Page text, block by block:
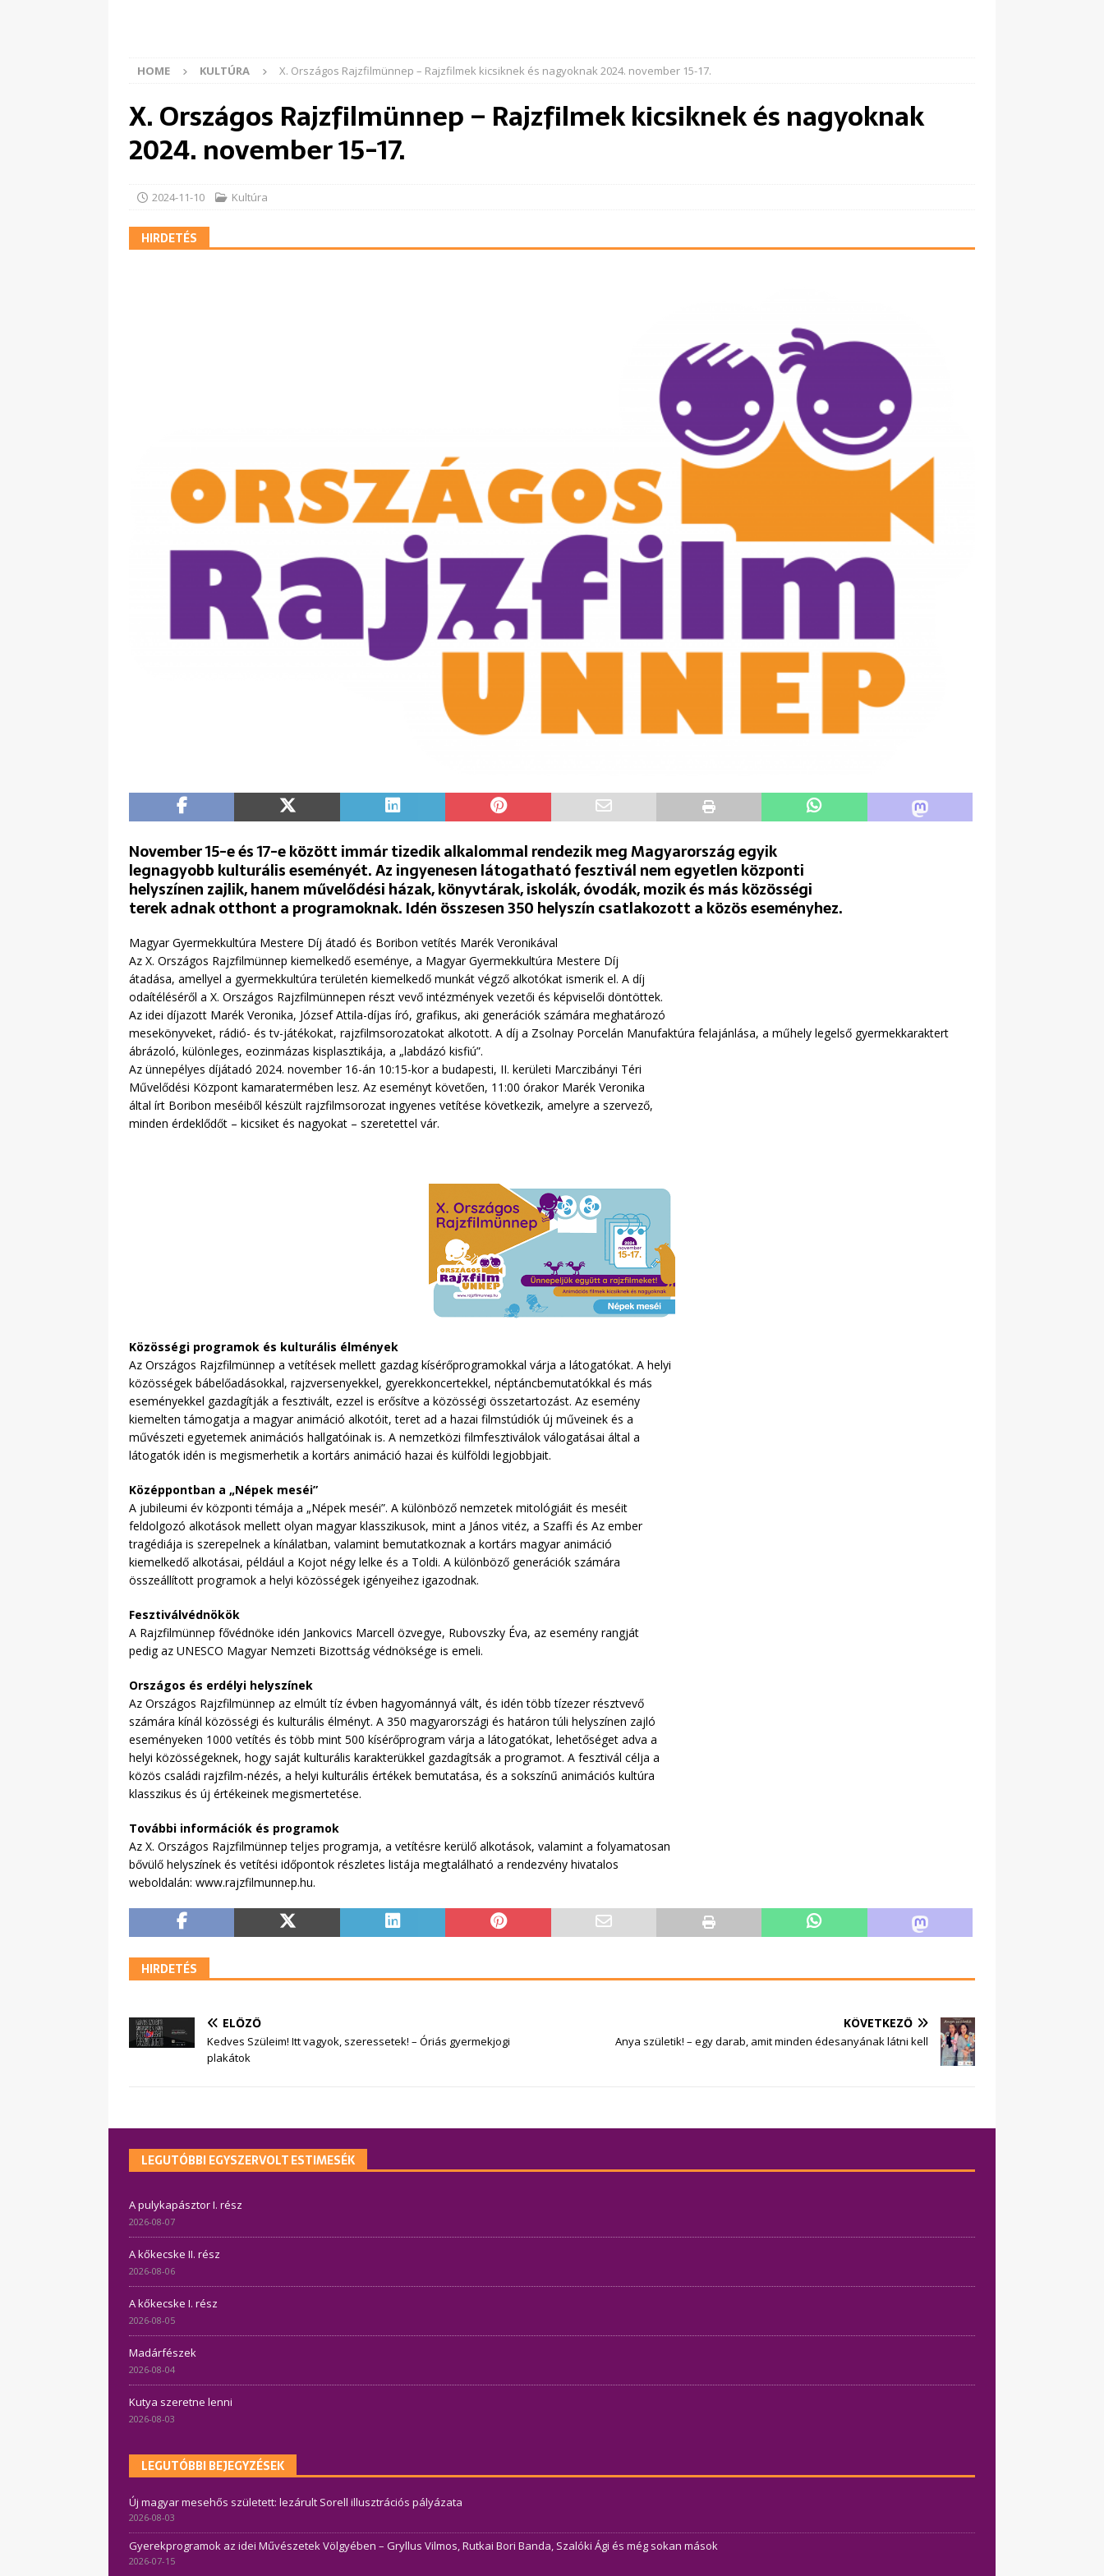
HOME KULTÚRA X. Országos Rajzfilmünnep – Rajzfilmek kicsiknek és nagyoknak 2024. november 15-17.
X. Országos Rajzfilmünnep – Rajzfilmek kicsiknek és nagyoknak
2024. november 15-17.
2024-11-10 Kultúra
HIRDETÉS
November 15-e és 17-e között immár tizedik alkalommal rendezik meg Magyarország egyik
legnagyobb kulturális eseményét. Az ingyenesen látogatható fesztivál nem egyetlen központi
helyszínen zajlik, hanem művelődési házak, könyvtárak, iskolák, óvodák, mozik és más közösségi
terek adnak otthont a programoknak. Idén összesen 350 helyszín csatlakozott a közös eseményhez.
Magyar Gyermekkultúra Mestere Díj átadó és Boribon vetítés Marék Veronikával
Az X. Országos Rajzfilmünnep kiemelkedő eseménye, a Magyar Gyermekkultúra Mestere Díj
átadása, amellyel a gyermekkultúra területén kiemelkedő munkát végző alkotókat ismerik el. A díj
odaítéléséről a X. Országos Rajzfilmünnepen részt vevő intézmények vezetői és képviselői döntöttek.
Az idei díjazott Marék Veronika, József Attila-díjas író, grafikus, aki generációk számára meghatározó
mesekönyveket, rádió- és tv-játékokat, rajzfilmsorozatokat alkotott. A díj a Zsolnay Porcelán Manufaktúra felajánlása, a műhely legelső gyermekkaraktert
ábrázoló, különleges, eozinmázas kisplasztikája, a „labdázó kisfiú”.
Az ünnepélyes díjátadó 2024. november 16-án 10:15-kor a budapesti, II. kerületi Marczibányi Téri
Művelődési Központ kamaratermében lesz. Az eseményt követően, 11:00 órakor Marék Veronika
által írt Boribon meséiből készült rajzfilmsorozat ingyenes vetítése következik, amelyre a szervező,
minden érdeklődőt – kicsiket és nagyokat – szeretettel vár.
Közösségi programok és kulturális élmények
Az Országos Rajzfilmünnep a vetítések mellett gazdag kísérőprogramokkal várja a látogatókat. A helyi
közösségek bábelőadásokkal, rajzversenyekkel, gyerekkoncertekkel, néptáncbemutatókkal és más
eseményekkel gazdagítják a fesztivált, ezzel is erősítve a közösségi összetartozást. Az esemény
kiemelten támogatja a magyar animáció alkotóit, teret ad a hazai filmstúdiók új műveinek és a
művészeti egyetemek animációs hallgatóinak is. A nemzetközi filmfesztiválok válogatásai által a
látogatók idén is megismerhetik a kortárs animáció hazai és külföldi legjobbjait.
Középpontban a „Népek meséi”
A jubileumi év központi témája a „Népek meséi”. A különböző nemzetek mitológiáit és meséit
feldolgozó alkotások mellett olyan magyar klasszikusok, mint a János vitéz, a Szaffi és Az ember
tragédiája is szerepelnek a kínálatban, valamint bemutatkoznak a kortárs magyar animáció
kiemelkedő alkotásai, például a Kojot négy lelke és a Toldi. A különböző generációk számára
összeállított programok a helyi közösségek igényeihez igazodnak.
Fesztiválvédnökök
A Rajzfilmünnep fővédnöke idén Jankovics Marcell özvegye, Rubovszky Éva, az esemény rangját
pedig az UNESCO Magyar Nemzeti Bizottság védnöksége is emeli.
Országos és erdélyi helyszínek
Az Országos Rajzfilmünnep az elmúlt tíz évben hagyománnyá vált, és idén több tízezer résztvevő
számára kínál közösségi és kulturális élményt. A 350 magyarországi és határon túli helyszínen zajló
eseményeken 1000 vetítés és több mint 500 kísérőprogram várja a látogatókat, lehetőséget adva a
helyi közösségeknek, hogy saját kulturális karakterükkel gazdagítsák a programot. A fesztivál célja a
közös családi rajzfilm-nézés, a helyi kulturális értékek bemutatása, és a sokszínű animációs kultúra
klasszikus és új értékeinek megismertetése.
További információk és programok
Az X. Országos Rajzfilmünnep teljes programja, a vetítésre kerülő alkotások, valamint a folyamatosan
bővülő helyszínek és vetítési időpontok részletes listája megtalálható a rendezvény hivatalos
weboldalán: www.rajzfilmunnep.hu.
HIRDETÉS
ELŐZŐ
Kedves Szüleim! Itt vagyok, szeressetek! – Óriás gyermekjogi
plakátok
KÖVETKEZŐ
Anya születik! – egy darab, amit minden édesanyának látni kell
LEGUTÓBBI EGYSZERVOLT ESTIMESÉK
A pulykapásztor I. rész
2026-08-07
A kőkecske II. rész
2026-08-06
A kőkecske I. rész
2026-08-05
Madárfészek
2026-08-04
Kutya szeretne lenni
2026-08-03
LEGUTÓBBI BEJEGYZÉSEK
Új magyar mesehős született: lezárult Sorell illusztrációs pályázata
2026-08-03
Gyerekprogramok az idei Művészetek Völgyében – Gryllus Vilmos, Rutkai Bori Banda, Szalóki Ági és még sokan mások
2026-07-15